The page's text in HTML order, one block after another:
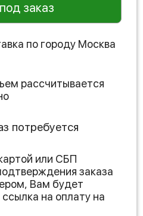
под заказ
по городу Москва
рассчитывается
потребуется
или СБП
заказа
Вам будет
на оплату на